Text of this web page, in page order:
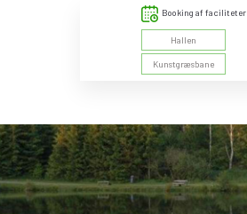
Booking af faciliteter
​Hallen
Kunstgræsbane